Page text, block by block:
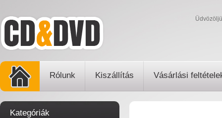
Rólunk Kiszállítás Vásárlási
Kategóriák